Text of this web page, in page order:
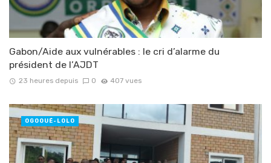
Gabon/Aide aux vulnérables : le cri d’alarme du
président de l’AJDT
23 heures depuis 0 407 vues
OGOOUÉ-LOLO